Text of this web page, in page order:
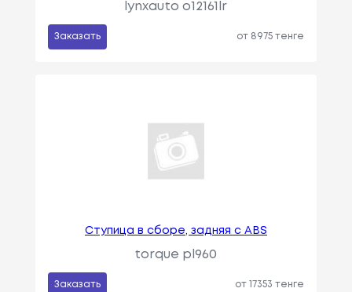
lynxauto o12161lr
Заказать от 8975 тенге
Ступица в сборе, задняя с ABS
torque pl960
Заказать от 17353 тенге